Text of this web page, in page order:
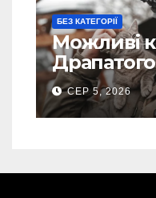
БЕЗ КАТЕГОРІЇ
Можливі
посаду у
СЕР 5, 2026